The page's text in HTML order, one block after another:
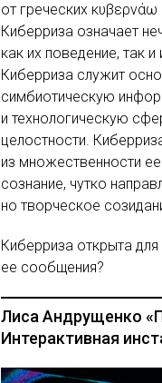
от греческих κυβερνάω
Киберриза означает
как их поведение,
Киберриза служит
симбиотическую
и технологическую
целостности.
из множественности
сознание, чутко
но творческое
Киберриза открыта
ее сообщения?
Лиса Андрущенко
Интерактивная